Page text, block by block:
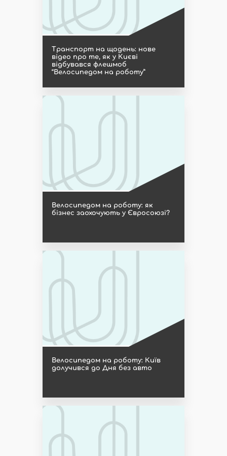
Транспорт на щодень: нове
відео про те, як у Києві
відбувався флешмоб
“Велосипедом на роботу”
Велосипедом на роботу: як
бізнес заохочують у Євросоюзі?
Велосипедом на роботу: Київ
долучився до Дня без авто